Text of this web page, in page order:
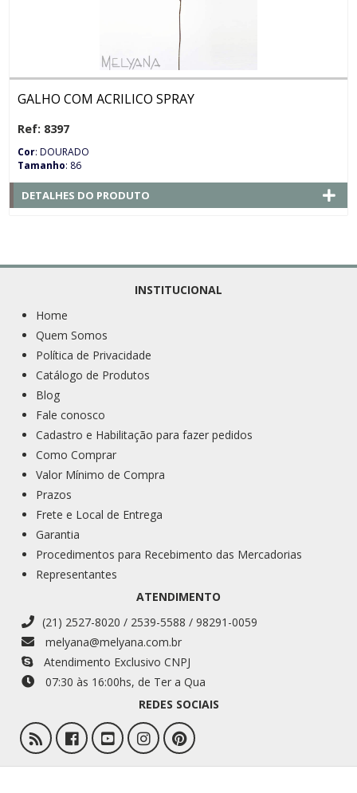
GALHO COM ACRILICO SPRAY
Ref: 8397
Cor: DOURADO
Tamanho: 86
DETALHES DO PRODUTO
INSTITUCIONAL
Home
Quem Somos
Política de Privacidade
Catálogo de Produtos
Blog
Fale conosco
Cadastro e Habilitação para fazer pedidos
Como Comprar
Valor Mínimo de Compra
Prazos
Frete e Local de Entrega
Garantia
Procedimentos para Recebimento das Mercadorias
Representantes
ATENDIMENTO
(21) 2527-8020 / 2539-5588 / 98291-0059
melyana@melyana.com.br
Atendimento Exclusivo CNPJ
07:30 às 16:00hs, de Ter a Qua
REDES SOCIAIS